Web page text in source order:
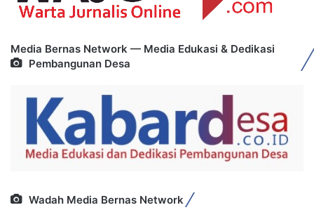
Media Bernas Network — Media Edukasi & Dedikasi
Pembangunan Desa
Wadah Media Bernas Network